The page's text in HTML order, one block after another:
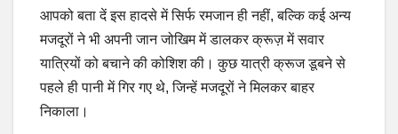
आपको बता दें इस हादसे में सिर्फ रमजान ही नहीं, बल्कि कई अन्य
मजदूरों ने भी अपनी जान जोखिम में डालकर क्रूज़ में सवार
यात्रियों को बचाने की कोशिश की। कुछ यात्री क्रूज डूबने से
पहले ही पानी में गिर गए थे, जिन्हें मजदूरों ने मिलकर बाहर
निकाला।